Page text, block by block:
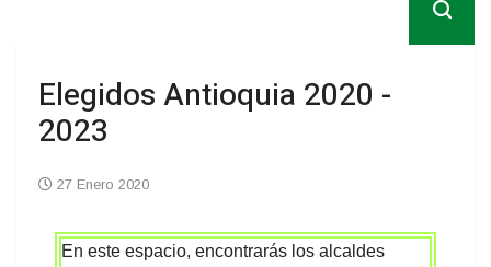
Elegidos Antioquia 2020 -
2023
27 Enero 2020
En este espacio, encontrarás los alcaldes